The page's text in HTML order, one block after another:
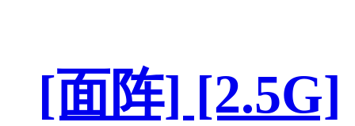
[面阵] [2.5G]